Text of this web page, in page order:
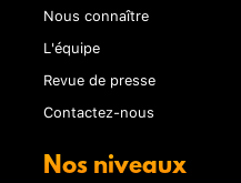
Nous connaître
L'équipe
Revue de presse
Contactez-nous
Nos niveaux